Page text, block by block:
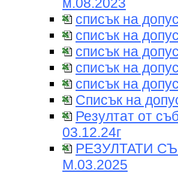
списък на
списък на
списък на
списък на
списък на
Списък на
Резултат от
03.12.24г
РЕЗУЛТАТИ
М.03.2025